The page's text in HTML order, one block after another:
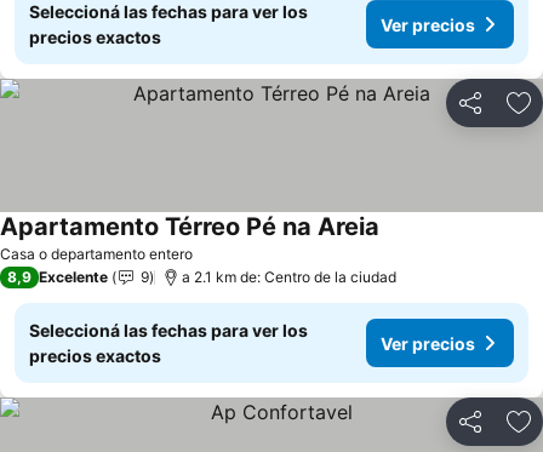
Seleccioná las fechas para ver los
precios exactos
Ver precios
Compartir
Casa o departamento entero
Apartamento Térreo Pé na Areia
8,9 Excelente 9 a 2.1 km de: Centro de la ciudad
Seleccioná las fechas para ver los
precios exactos
Ver precios
Compartir